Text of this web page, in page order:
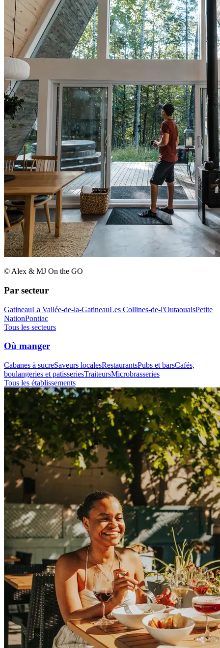
© Alex & MJ On the GO
Par secteur
GatineauLa Vallée-de-la-GatineauLes Collines-de-l'OutaouaisPetite
NationPontiac
Tous les secteurs
Où manger
Cabanes à sucreSaveurs localesRestaurantsPubs et barsCafés,
boulangeries et patisseriesTraiteursMicrobrasseries
Tous les établissements